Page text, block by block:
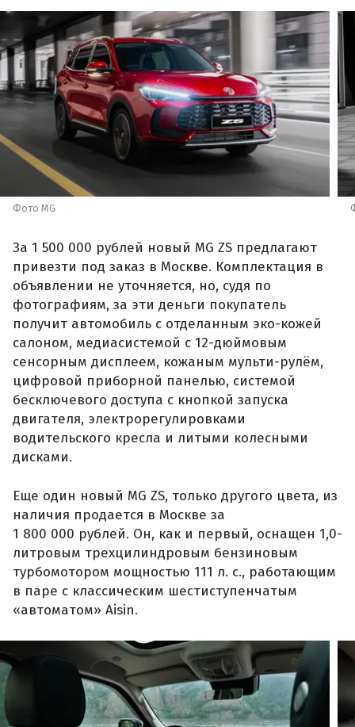
Фото MG
За 1 500 000 рублей новый MG ZS предлагают
привезти под заказ в Москве. Комплектация в
объявлении не уточняется, но, судя по
фотографиям, за эти деньги покупатель
получит автомобиль с отделанным эко-кожей
салоном, медиасистемой с 12-дюймовым
сенсорным дисплеем, кожаным мульти-рулём,
цифровой приборной панелью, системой
бесключевого доступа с кнопкой запуска
двигателя, электрорегулировками
водительского кресла и литыми колесными
дисками.
Еще один новый MG ZS, только другого цвета, из
наличия продается в Москве за
1 800 000 рублей. Он, как и первый, оснащен 1,0-
литровым трехцилиндровым бензиновым
турбомотором мощностью 111 л. с., работающим
в паре с классическим шестиступенчатым
«автоматом» Aisin.